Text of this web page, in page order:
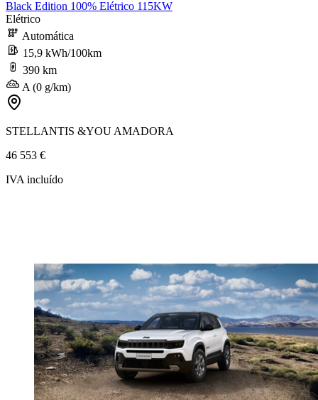
Black Edition 100% Elétrico 115KW
Elétrico
Automática
15,9 kWh/100km
390 km
A (0 g/km)
STELLANTIS &YOU AMADORA
46 553 €
IVA incluído